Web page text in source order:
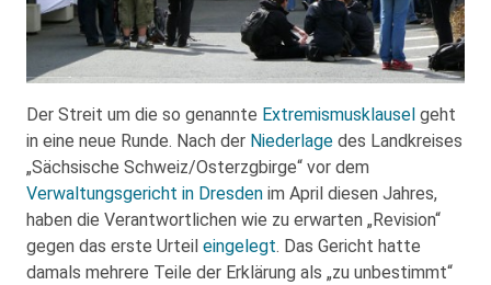
Der Streit um die so genannte Extremismusklausel geht
in eine neue Runde. Nach der Niederlage des Landkreises
„Sächsische Schweiz/Osterzgbirge“ vor dem
Verwaltungsgericht in Dresden im April diesen Jahres,
haben die Verantwortlichen wie zu erwarten „Revision“
gegen das erste Urteil eingelegt. Das Gericht hatte
damals mehrere Teile der Erklärung als „zu unbestimmt“